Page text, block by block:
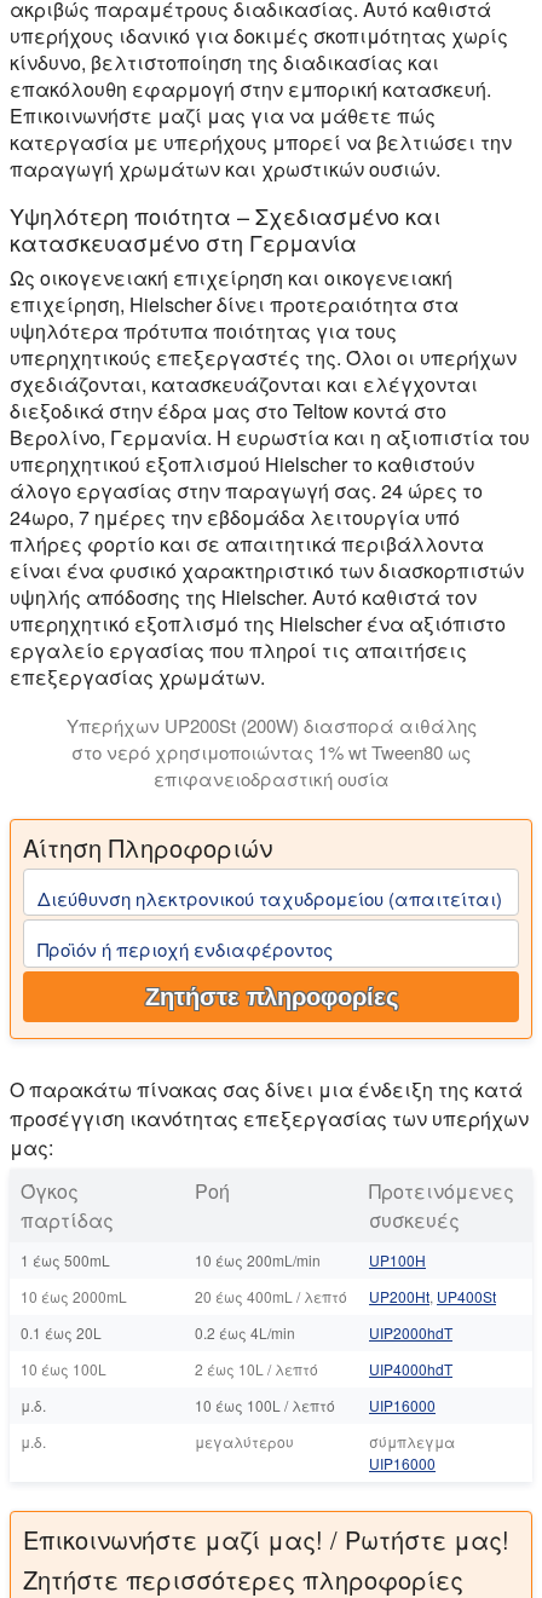
ακριβώς παραμέτρους διαδικασίας. Αυτό καθιστά
υπερήχους ιδανικό για δοκιμές σκοπιμότητας χωρίς
κίνδυνο, βελτιστοποίηση της διαδικασίας και
επακόλουθη εφαρμογή στην εμπορική κατασκευή.
Επικοινωνήστε μαζί μας για να μάθετε πώς
κατεργασία με υπερήχους μπορεί να βελτιώσει την
παραγωγή χρωμάτων και χρωστικών ουσιών.
Υψηλότερη ποιότητα – Σχεδιασμένο και
κατασκευασμένο στη Γερμανία
Ως οικογενειακή επιχείρηση και οικογενειακή
επιχείρηση, Hielscher δίνει προτεραιότητα στα
υψηλότερα πρότυπα ποιότητας για τους
υπερηχητικούς επεξεργαστές της. Όλοι οι υπερήχων
σχεδιάζονται, κατασκευάζονται και ελέγχονται
διεξοδικά στην έδρα μας στο Teltow κοντά στο
Βερολίνο, Γερμανία. Η ευρωστία και η αξιοπιστία του
υπερηχητικού εξοπλισμού Hielscher το καθιστούν
άλογο εργασίας στην παραγωγή σας. 24 ώρες το
24ωρο, 7 ημέρες την εβδομάδα λειτουργία υπό
πλήρες φορτίο και σε απαιτητικά περιβάλλοντα
είναι ένα φυσικό χαρακτηριστικό των διασκορπιστών
υψηλής απόδοσης της Hielscher. Αυτό καθιστά τον
υπερηχητικό εξοπλισμό της Hielscher ένα αξιόπιστο
εργαλείο εργασίας που πληροί τις απαιτήσεις
επεξεργασίας χρωμάτων.
Υπερήχων UP200St (200W) διασπορά αιθάλης
στο νερό χρησιμοποιώντας 1% wt Tween80 ως
επιφανειοδραστική ουσία
Αίτηση Πληροφοριών
Διεύθυνση ηλεκτρονικού ταχυδρομείου (απαιτείται)
Προϊόν ή περιοχή ενδιαφέροντος
Ζητήστε πληροφορίες
Ο παρακάτω πίνακας σας δίνει μια ένδειξη της κατά
προσέγγιση ικανότητας επεξεργασίας των υπερήχων
μας:
Όγκος
παρτίδας
Ροή
Προτεινόμενες
συσκευές
1 έως 500mL 10 έως 200mL/min
UP100Η
10 έως 2000mL
20 έως 400mL / λεπτό UP200Ht, UP400St
0.1 έως 20L
0.2 έως 4L/min
UIP2000hdT
10 έως 100L
2 έως 10L / λεπτό
UIP4000hdT
μ.δ.
10 έως 100L / λεπτό
UIP16000
μ.δ.
μεγαλύτερου
σύμπλεγμα
UIP16000
Επικοινωνήστε μαζί μας! / Ρωτήστε μας!
Ζητήστε περισσότερες πληροφορίες